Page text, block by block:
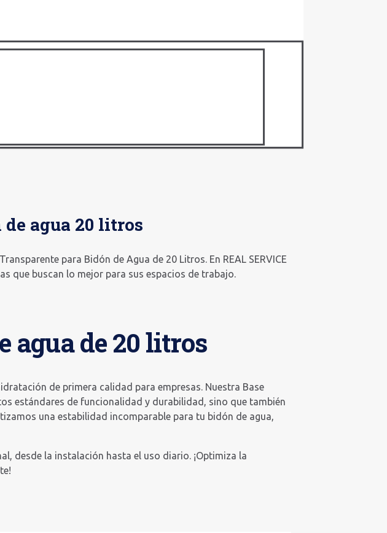
agua 20 litros
para Bidón de Agua de 20 Litros. En REAL SERVICE
que buscan lo mejor para sus espacios de trabajo.
agua de 20 litros
de primera calidad para empresas. Nuestra Base
estándares de funcionalidad y durabilidad, sino que también
una estabilidad incomparable para tu bidón de agua,
desde la instalación hasta el uso diario. ¡Optimiza la